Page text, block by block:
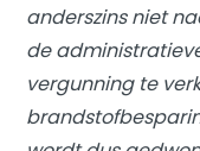
anderszins niet
de
vergunning te